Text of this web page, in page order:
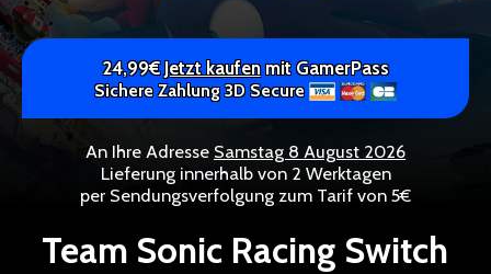
24,99€Jetzt kaufenmit GamerPass
Sichere Zahlung 3D Secure
An Ihre Adresse Samstag 8 August 2026
Lieferung innerhalb von 2 Werktagen
per Sendungsverfolgung zum Tarif von 5€
Team Sonic Racing Switch